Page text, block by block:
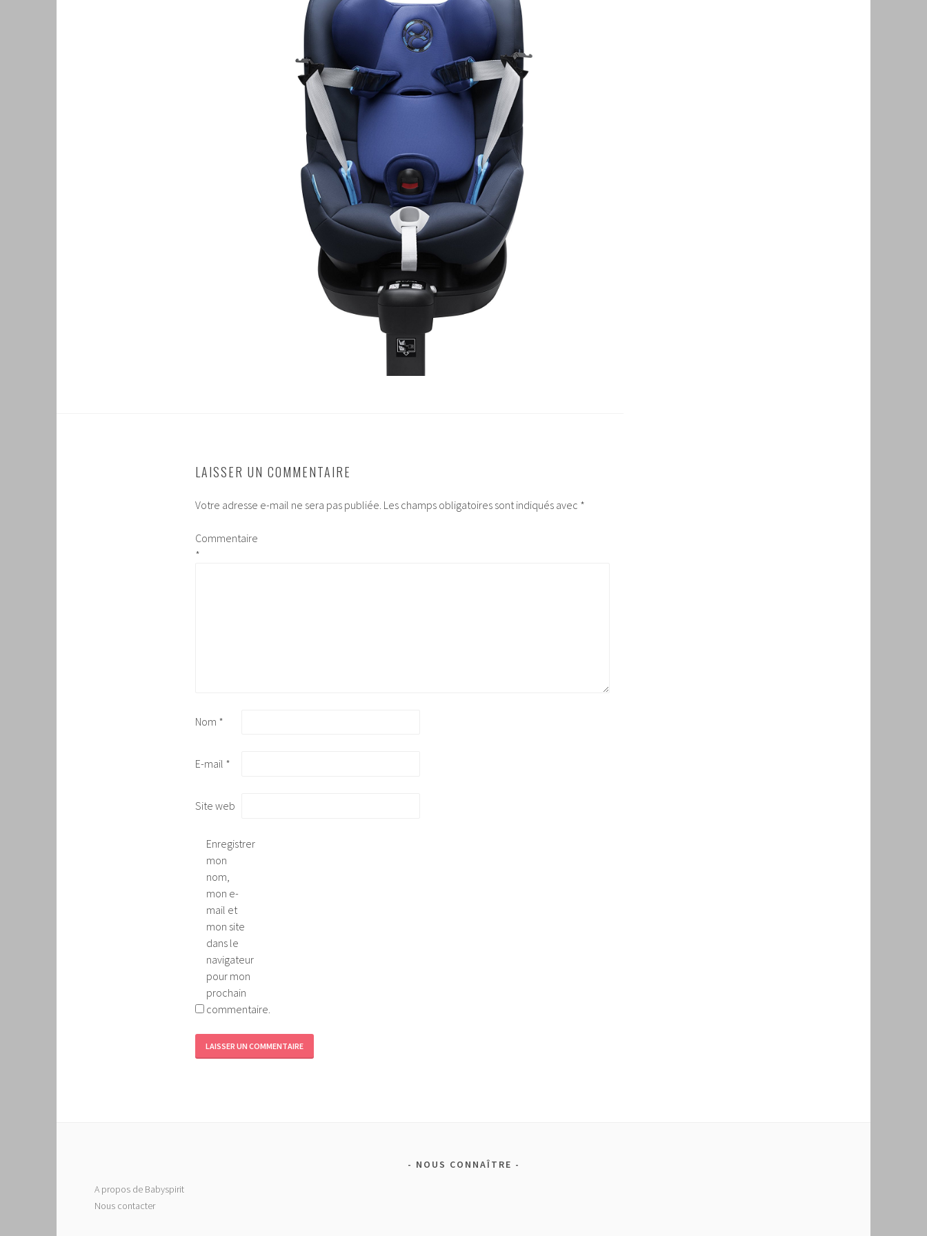
LAISSER UN COMMENTAIRE
Votre adresse e-mail ne sera pas publiée. Les champs obligatoires sont indiqués avec *
Commentaire
*
Nom *
E-mail *
Site web
Enregistrer
mon
nom,
mon e-
mail et
mon site
dans le
navigateur
pour mon
prochain
commentaire.
NOUS CONNAÎTRE
A propos de Babyspirit
Nous contacter